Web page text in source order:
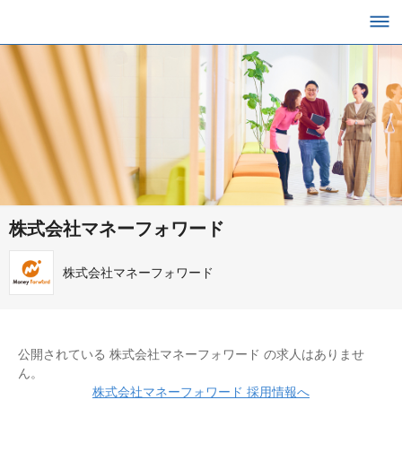
株式会社マネーフォワード
株式会社マネーフォワード
公開されている 株式会社マネーフォワード の求人はありませ
ん。
株式会社マネーフォワード 採用情報へ